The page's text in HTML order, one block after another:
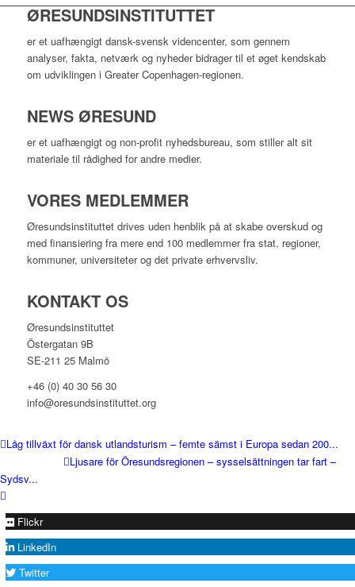
ØRESUNDSINSTITUTTET
er et uafhængigt dansk-svensk videncenter, som gennem
analyser, fakta, netværk og nyheder bidrager til et øget kendskab
om udviklingen i Greater Copenhagen-regionen.
NEWS ØRESUND
er et uafhængigt og non-profit nyhedsbureau, som stiller alt sit
materiale til rådighed for andre medier.
VORES MEDLEMMER
Øresundsinstituttet drives uden henblik på at skabe overskud og
med finansiering fra mere end 100 medlemmer fra stat, regioner,
kommuner, universiteter og det private erhvervsliv.
KONTAKT OS
Øresundsinstituttet
Östergatan 9B
SE-211 25 Malmö
+46 (0) 40 30 56 30
info@oresundsinstituttet.org
Låg tillväxt för dansk utlandsturism – femte sämst i Europa sedan 200...
Ljusare för Öresundsregionen – sysselsättningen tar fart –
Sydsv...
Flickr
LinkedIn
Twitter